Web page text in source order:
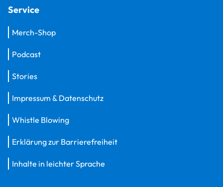
Service
Merch-Shop
Podcast
Stories
Impressum & Datenschutz
Whistle Blowing
Erklärung zur Barrierefreiheit
Inhalte in leichter Sprache